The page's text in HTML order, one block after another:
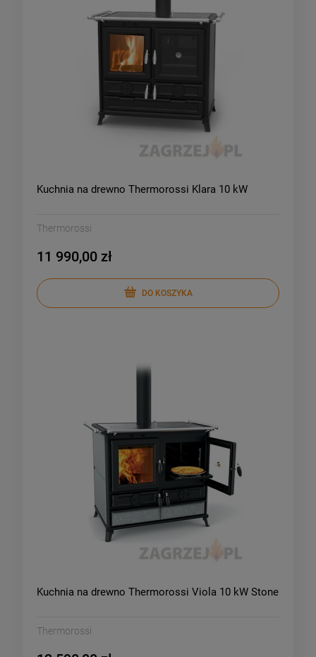
Kuchnia na drewno Thermorossi Klara 10 kW
Thermorossi
11 990,00 zł
DO KOSZYKA
Kuchnia na drewno Thermorossi Viola 10 kW Stone
Thermorossi